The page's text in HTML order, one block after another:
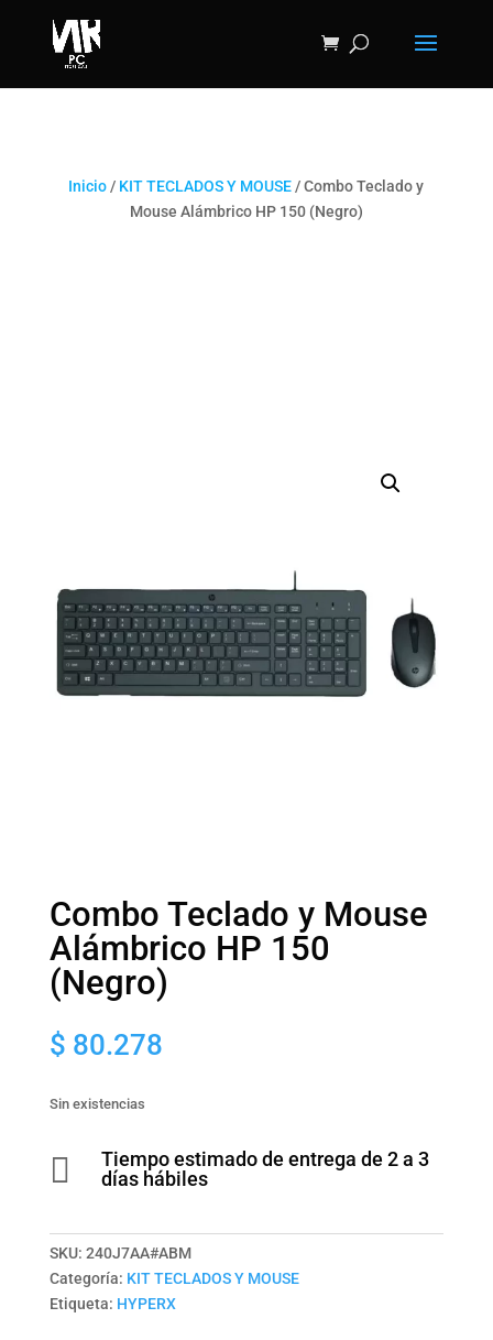
Inicio / KIT TECLADOS Y MOUSE / Combo Teclado y
Mouse Alámbrico HP 150 (Negro)
Combo Teclado y Mouse
Alámbrico HP 150
(Negro)
$ 80.278
Sin existencias

Tiempo estimado de entrega de 2 a 3
días hábiles
SKU: 240J7AA#ABM
Categoría: KIT TECLADOS Y MOUSE
Etiqueta: HYPERX